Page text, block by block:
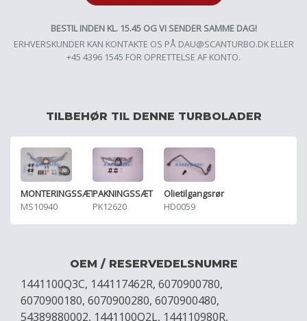
BESTIL INDEN KL. 15.45 OG VI SENDER SAMME DAG!
ERHVERSKUNDER KAN KONTAKTE OS PÅ DAU@SCANTURBO.DKELLER
+45 4396 1545 FOR OPRETTELSE AF KONTO.
TILBEHØR TIL DENNE TURBOLADER
MONTERINGSSÆT
MS10940
PAKNINGSSÆT
PK12620
Olietilgangsrør
HD0059
OEM / RESERVEDELSNUMRE
1441100Q3C, 144117462R, 6070900780,
6070900180, 6070900280, 6070900480,
54389880002, 1441100Q2L, 144110980R,